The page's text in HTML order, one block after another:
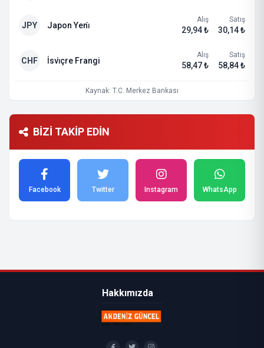
JPY Japon Yeni̇
Alış
29,94 ₺
Satış
30,14 ₺
CHF İsvi̇çre Frangi
Alış
58,47 ₺
Satış
58,84 ₺
Kaynak: T.C. Merkez Bankası
BİZİ TAKİP EDİN
Facebook Twitter Instagram WhatsApp
Hakkımızda